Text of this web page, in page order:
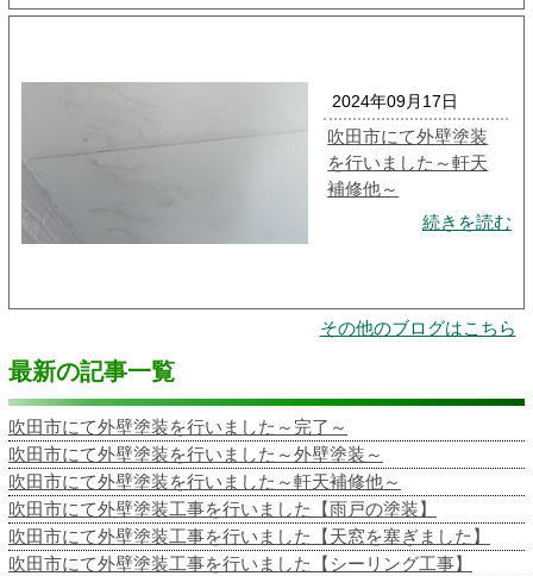
2024年09月17日
吹田市にて外壁塗装
を行いました～軒天
補修他～
続きを読む
その他のブログはこちら
最新の記事一覧
吹田市にて外壁塗装を行いました～完了～
吹田市にて外壁塗装を行いました～外壁塗装～
吹田市にて外壁塗装を行いました～軒天補修他～
吹田市にて外壁塗装工事を行いました【雨戸の塗装】
吹田市にて外壁塗装工事を行いました【天窓を塞ぎました】
吹田市にて外壁塗装工事を行いました【シーリング工事】